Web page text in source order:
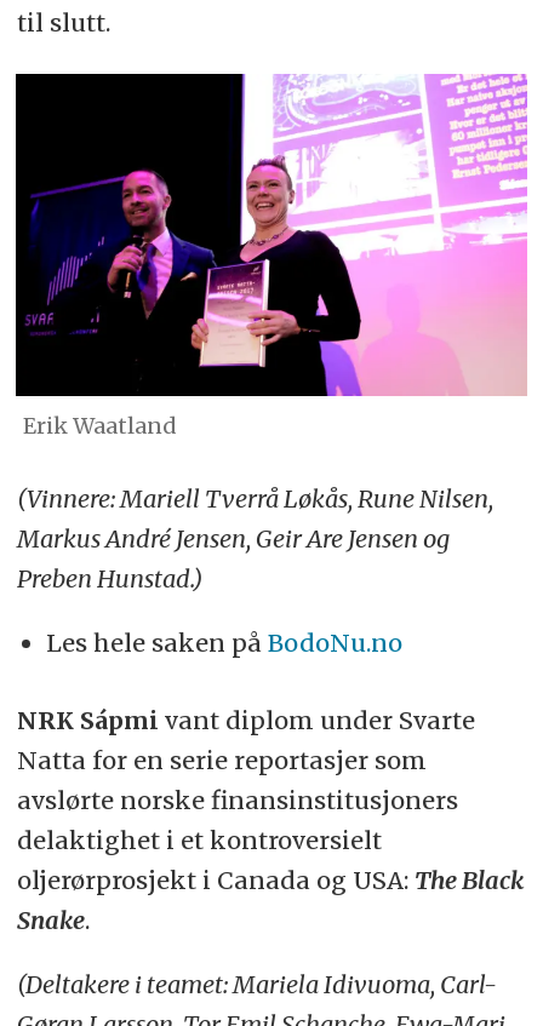
til slutt.
Erik Waatland
(Vinnere: Mariell Tverrå Løkås, Rune Nilsen,
Markus André Jensen, Geir Are Jensen og
Preben Hunstad.)
Les hele saken på BodoNu.no
NRK Sápmi vant diplom under Svarte
Natta for en serie reportasjer som
avslørte norske finansinstitusjoners
delaktighet i et kontroversielt
oljerørprosjekt i Canada og USA: The Black
Snake.
(Deltakere i teamet: Mariela Idivuoma, Carl-